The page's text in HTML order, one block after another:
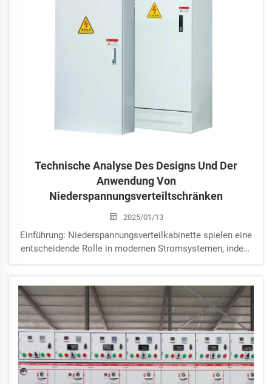
Technische Analyse Des Designs Und Der
Anwendung Von
Niederspannungsverteiltschränken
2025/01/13
Einführung: Niederspannungsverteilkabinette spielen eine
entscheidende Rolle in modernen Stromsystemen, indem
bieten. Mit der Entwicklung von Intelligenz und
Automatisierungstechnologien...